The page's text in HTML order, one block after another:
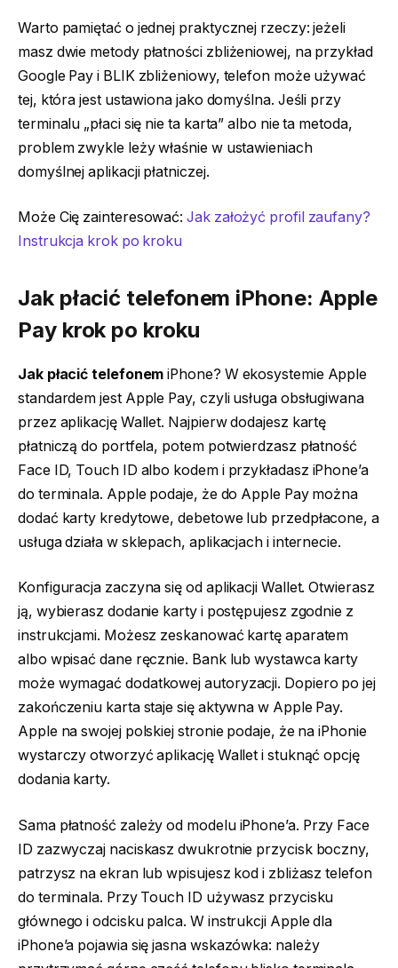
Warto pamiętać o jednej praktycznej rzeczy: jeżeli
masz dwie metody płatności zbliżeniowej, na przykład
Google Pay i BLIK zbliżeniowy, telefon może używać
tej, która jest ustawiona jako domyślna. Jeśli przy
terminalu „płaci się nie ta karta” albo nie ta metoda,
problem zwykle leży właśnie w ustawieniach
domyślnej aplikacji płatniczej.
Może Cię zainteresować: Jak założyć profil zaufany?
Instrukcja krok po kroku
Jak płacić telefonem iPhone: Apple
Pay krok po kroku
Jak płacić telefonem iPhone? W ekosystemie Apple
standardem jest Apple Pay, czyli usługa obsługiwana
przez aplikację Wallet. Najpierw dodajesz kartę
płatniczą do portfela, potem potwierdzasz płatność
Face ID, Touch ID albo kodem i przykładasz iPhone’a
do terminala. Apple podaje, że do Apple Pay można
dodać karty kredytowe, debetowe lub przedpłacone, a
usługa działa w sklepach, aplikacjach i internecie.
Konfiguracja zaczyna się od aplikacji Wallet. Otwierasz
ją, wybierasz dodanie karty i postępujesz zgodnie z
instrukcjami. Możesz zeskanować kartę aparatem
albo wpisać dane ręcznie. Bank lub wystawca karty
może wymagać dodatkowej autoryzacji. Dopiero po jej
zakończeniu karta staje się aktywna w Apple Pay.
Apple na swojej polskiej stronie podaje, że na iPhonie
wystarczy otworzyć aplikację Wallet i stuknąć opcję
dodania karty.
Sama płatność zależy od modelu iPhone’a. Przy Face
ID zazwyczaj naciskasz dwukrotnie przycisk boczny,
patrzysz na ekran lub wpisujesz kod i zbliżasz telefon
do terminala. Przy Touch ID używasz przycisku
głównego i odcisku palca. W instrukcji Apple dla
iPhone’a pojawia się jasna wskazówka: należy